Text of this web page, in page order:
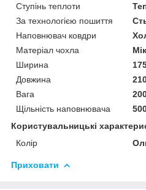
Ступінь теплоти
За технологією пошиття
Наповнювач ковдри
Матеріал чохла
Ширина
Довжина
Вага
Щільність наповнювача
Користувальницькі
Колір
Приховати